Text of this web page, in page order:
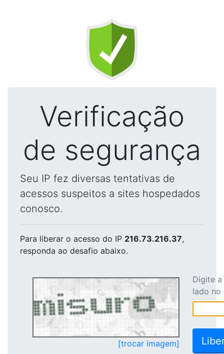
Verificação
de segurança
Seu IP fez diversas tentativas de
acessos suspeitos a sites hospedados
conosco.
Para liberar o acesso do IP 216.73.216.37,
responda ao desafio abaixo.
[trocar imagem]
Digite
lado no